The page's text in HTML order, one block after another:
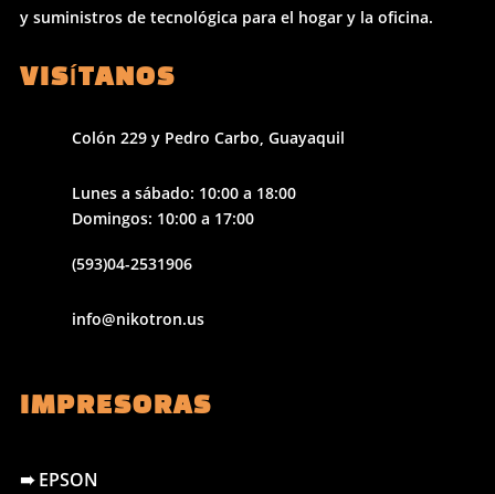
y suministros de tecnológica para el hogar y la oficina.
VISÍTANOS
Colón 229 y Pedro Carbo, Guayaquil
Lunes a sábado: 10:00 a 18:00
Domingos: 10:00 a 17:00
(593)04-2531906
info@nikotron.us
IMPRESORAS
➠ EPSON